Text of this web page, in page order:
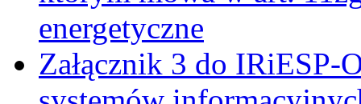
energetyczne
Załącznik 3 do IRiESP-